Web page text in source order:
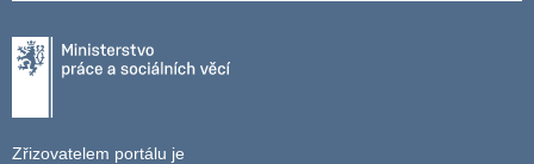
Zřizovatelem portálu je